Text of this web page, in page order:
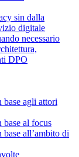
sin dalla
digitale
necessario
DPO
agli attori
al focus
all’ambito di